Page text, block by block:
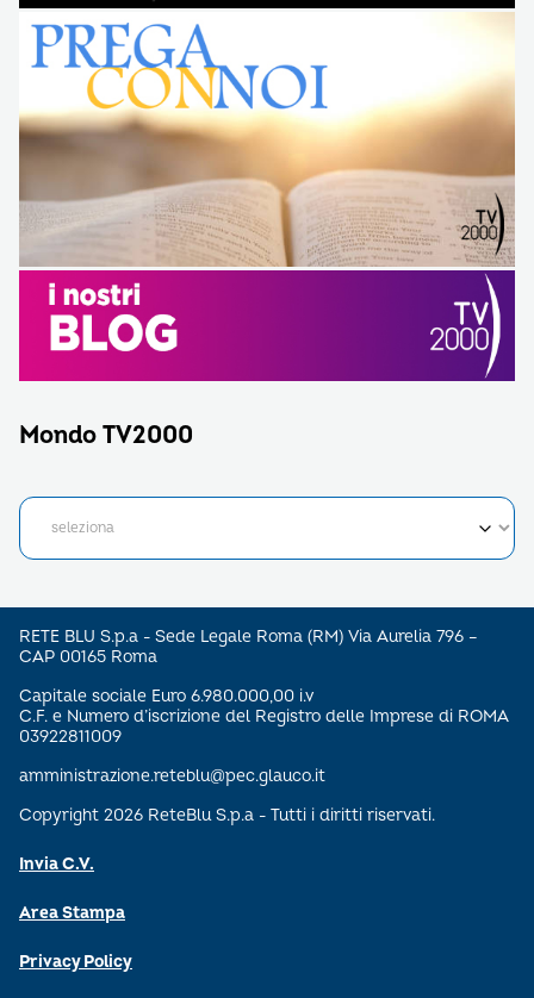
Mondo TV2000
RETE BLU S.p.a - Sede Legale Roma (RM) Via Aurelia 796 –
CAP 00165 Roma
Capitale sociale Euro 6.980.000,00 i.v
C.F. e Numero d’iscrizione del Registro delle Imprese di ROMA
03922811009
amministrazione.reteblu@pec.glauco.it
Copyright 2026 ReteBlu S.p.a - Tutti i diritti riservati.
Invia C.V.
Area Stampa
Privacy Policy